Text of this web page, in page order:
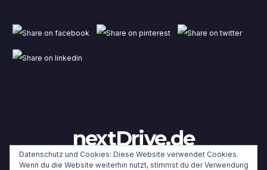
nextDrive.de
Datenschutz und Cookies: Diese Website verwendet Cookies.
Wenn du die Website weiterhin nutzt, stimmst du der Verwendung